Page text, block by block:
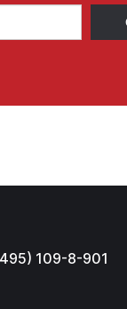
109-8-901